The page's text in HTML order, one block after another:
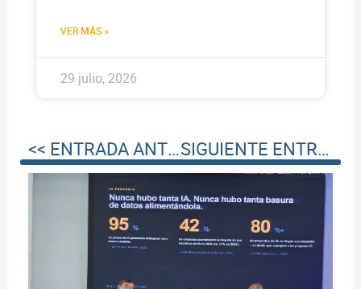
VER MÁS »
29 julio, 2026
<< ENTRADA ANTERIOR SIGUIENTE ENTRADA >>